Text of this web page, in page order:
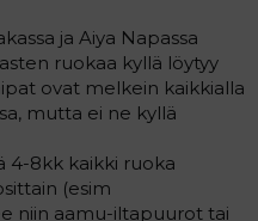
ja Aiya Napassa
ruokaa kyllä löytyy
ovat melkein kaikkialla
mutta ei ne kyllä
4-8kk kaikki ruoka
(esim
niin aamu-iltapuurot tai